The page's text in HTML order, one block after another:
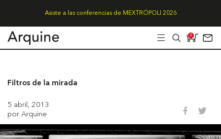
Asiste a las conferencias de MEXTRÓPOLI 2026
0
Filtros de la mirada
5 abril, 2013
por Arquine